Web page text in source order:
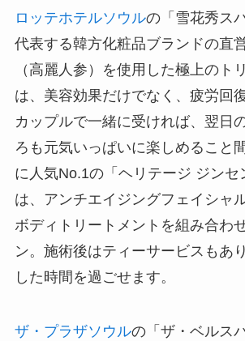
ロッテホテルソウルの「雪花秀ス
代表する韓方化粧品ブランドの直
（高麗人参）を使用した極上のト
は、美容効果だけでなく、疲労回
カップルで一緒に受ければ、翌日
ろも元気いっぱいに楽しめること
に人気No.1の「ヘリテージ ジンセ
は、アンチエイジングフェイシャ
ボディトリートメントを組み合わ
ン。施術後はティーサービスもあ
した時間を過ごせます。
ザ・プラザソウルの「ザ・ベルス